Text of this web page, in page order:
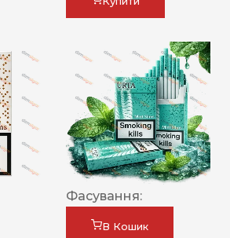
Фасування:
В Кошик